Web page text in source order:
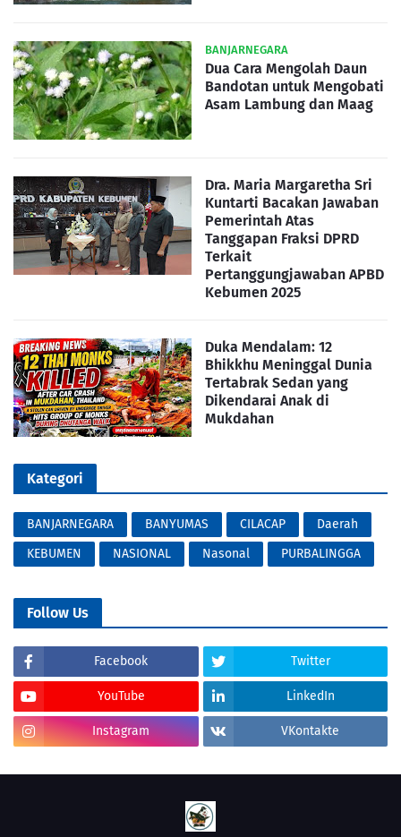
BANJARNEGARA
Dua Cara Mengolah Daun
Bandotan untuk Mengobati
Asam Lambung dan Maag
Dra. Maria Margaretha Sri
Kuntarti Bacakan Jawaban
Pemerintah Atas
Tanggapan Fraksi DPRD
Terkait
Pertanggungjawaban APBD
Kebumen 2025
Duka Mendalam: 12
Bhikkhu Meninggal Dunia
Tertabrak Sedan yang
Dikendarai Anak di
Mukdahan
Kategori
BANJARNEGARA BANYUMAS CILACAP
Daerah
KEBUMEN
NASIONAL Nasonal PURBALINGGA
Follow Us
Facebook Twitter
YouTube LinkedIn
Instagram VKontakte